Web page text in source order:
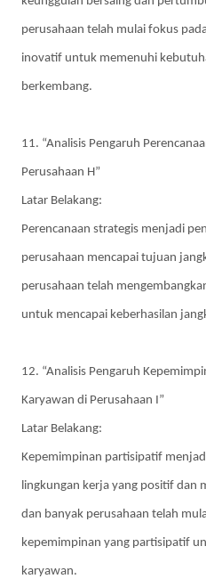
perusahaan telah mulai fokus
inovatif untuk memenuhi
berkembang.
11. “Analisis Pengaruh
Perusahaan H”
Latar Belakang:
Perencanaan strategis menjadi
perusahaan mencapai tujuan
perusahaan telah
untuk mencapai keberhasilan
12. “Analisis Pengaruh
Karyawan di Perusahaan I”
Latar Belakang:
Kepemimpinan partisipatif
lingkungan kerja yang positif dan
dan banyak perusahaan telah
kepemimpinan yang partisipatif
karyawan.